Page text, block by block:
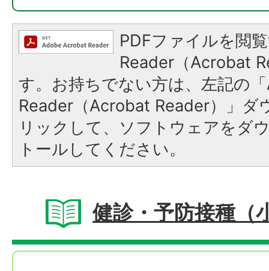
PDFファイルを閲
Reader（Acrobat
す。お持ちでない方は、左記の
Reader（Acrobat Reader）」ダ
リックして、ソフトウェアをダ
トールしてください。
健診・予防接種（